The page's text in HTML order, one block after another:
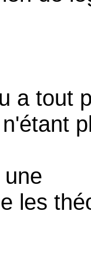
a tout
les